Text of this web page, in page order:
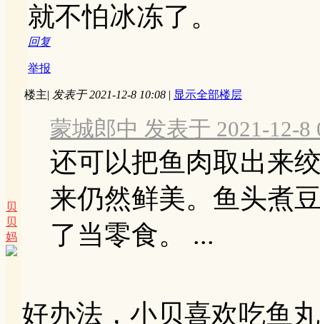
就不怕冰冻了。
回复
举报
贝
贝
妈
楼主| 发表于 2021-12-8 10:08 | 显示全部楼层
蒙城郎中 发表于 2021-12-8
还可以把鱼肉取出来
来仍然鲜美。鱼头煮
了当零食。 ...
好办法，小贝喜欢吃鱼